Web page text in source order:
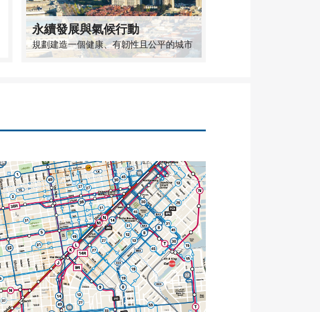
永續發展與氣候行動
規劃建造一個健康、有韌性且公平的城市